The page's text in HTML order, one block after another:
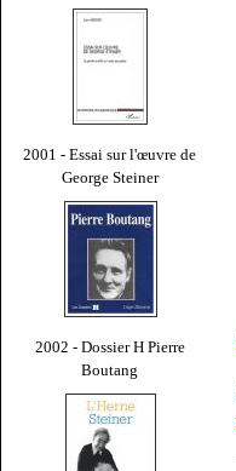
2001 - Essai sur l'œuvre de
George Steiner
2002 - Dossier H Pierre
Boutang